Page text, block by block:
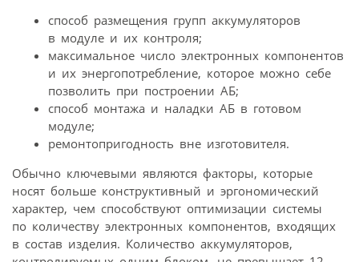
способ размещения групп аккумуляторов
в модуле и их контроля;
максимальное число электронных компонентов
и их энергопотребление, которое можно себе
позволить при построении АБ;
способ монтажа и наладки АБ в готовом
модуле;
ремонтопригодность вне изготовителя.
Обычно ключевыми являются факторы, которые
носят больше конструктивный и эргономический
характер, чем способствуют оптимизации системы
по количеству электронных компонентов, входящих
в состав изделия. Количество аккумуляторов,